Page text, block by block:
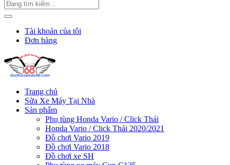
Tài khoản của tôi
Đơn hàng
Trang chủ
Sửa Xe Máy Tại Nhà
Sản phẩm
Phụ tùng Honda Vario / Click Thái
Honda Vario / Click Thái 2020/2021
Đồ chơi Vario 2019
Đồ chơi Vario 2018
Đồ chơi xe SH